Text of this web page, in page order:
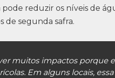
reduzir os níveis de
de segunda safra.
muitos impactos porque
Em alguns locais,